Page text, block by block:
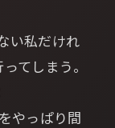
い私だけれ
てしまう｡
やっぱり間